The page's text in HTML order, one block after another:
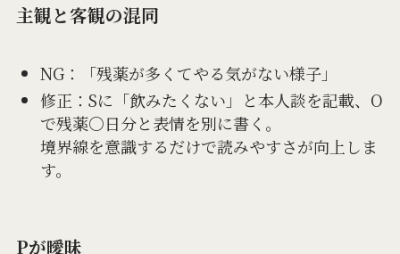
主観と客観の混同
NG：「残薬が多くてやる気がない様子」
修正：Sに「飲みたくない」と本人談を記載、O
で残薬○日分と表情を別に書く。
境界線を意識するだけで読みやすさが向上しま
す。
Pが曖昧